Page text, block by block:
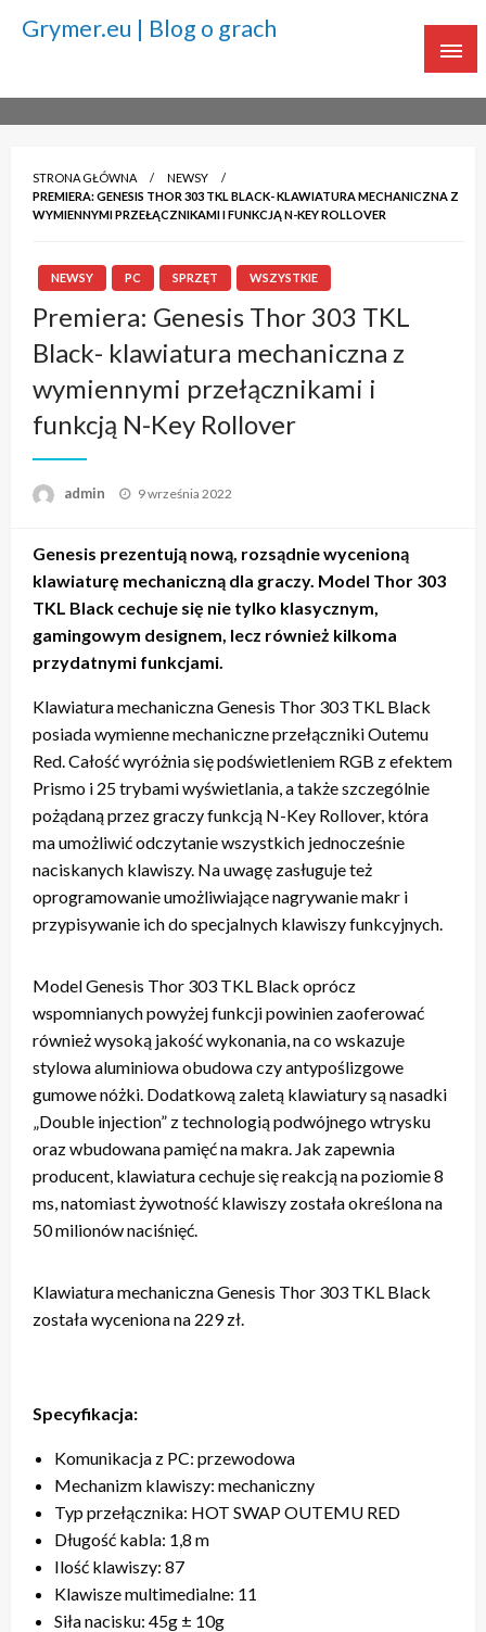
Grymer.eu | Blog o grach
STRONA GŁÓWNA
NEWSY
PREMIERA: GENESIS THOR 303 TKL BLACK- KLAWIATURA MECHANICZNA Z
WYMIENNYMI PRZEŁĄCZNIKAMI I FUNKCJĄ N-KEY ROLLOVER
NEWSY PC SPRZĘT WSZYSTKIE
Premiera: Genesis Thor 303 TKL
Black- klawiatura mechaniczna z
wymiennymi przełącznikami i
funkcją N-Key Rollover
admin Napisano
9 września 2022
Genesis prezentują nową, rozsądnie wycenioną
klawiaturę mechaniczną dla graczy. Model Thor 303
TKL Black cechuje się nie tylko klasycznym,
gamingowym designem, lecz również kilkoma
przydatnymi funkcjami.
Klawiatura mechaniczna Genesis Thor 303 TKL Black
posiada wymienne mechaniczne przełączniki Outemu
Red. Całość wyróżnia się podświetleniem RGB z efektem
Prismo i 25 trybami wyświetlania, a także szczególnie
pożądaną przez graczy funkcją N-Key Rollover, która
ma umożliwić odczytanie wszystkich jednocześnie
naciskanych klawiszy. Na uwagę zasługuje też
oprogramowanie umożliwiające nagrywanie makr i
przypisywanie ich do specjalnych klawiszy funkcyjnych.
Model Genesis Thor 303 TKL Black oprócz
wspomnianych powyżej funkcji powinien zaoferować
również wysoką jakość wykonania, na co wskazuje
stylowa aluminiowa obudowa czy antypoślizgowe
gumowe nóżki. Dodatkową zaletą klawiatury są nasadki
„Double injection” z technologią podwójnego wtrysku
oraz wbudowana pamięć na makra. Jak zapewnia
producent, klawiatura cechuje się reakcją na poziomie 8
ms, natomiast żywotność klawiszy została określona na
50 milionów naciśnięć.
Klawiatura mechaniczna Genesis Thor 303 TKL Black
została wyceniona na 229 zł.
Specyfikacja:
Komunikacja z PC: przewodowa
Mechanizm klawiszy: mechaniczny
Typ przełącznika: HOT SWAP OUTEMU RED
Długość kabla: 1,8 m
Ilość klawiszy: 87
Klawisze multimedialne: 11
Siła nacisku: 45g ± 10g